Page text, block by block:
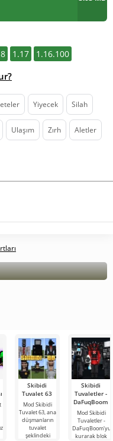
1.17 1.16.100
Yiyecek Silah
Ulaşım Zırh Aletler
Skibidi
Tuvalet 63
Mod Skibidi
Tuvalet 63, ana
düşmanların
tuvalet
şeklindeki
Skibidi
Tuvaletler -
DaFuqBoom
Mod Skibidi
Tuvaletler -
DaFuqBoom'yu
kurarak blok